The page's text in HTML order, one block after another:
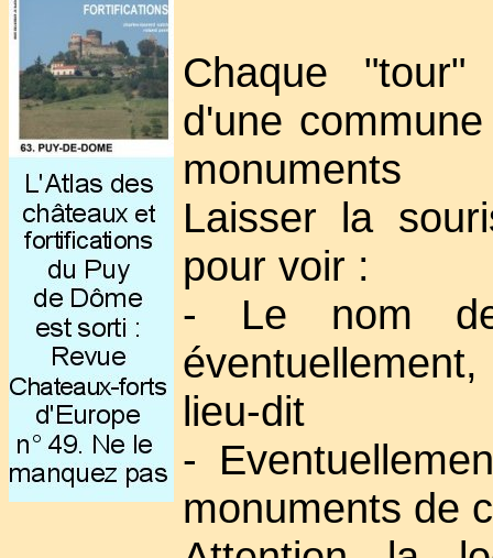
Chaque
d'une
monuments
Laisser la
pour voir :
- Le nom
lieu-dit
-
monuments de